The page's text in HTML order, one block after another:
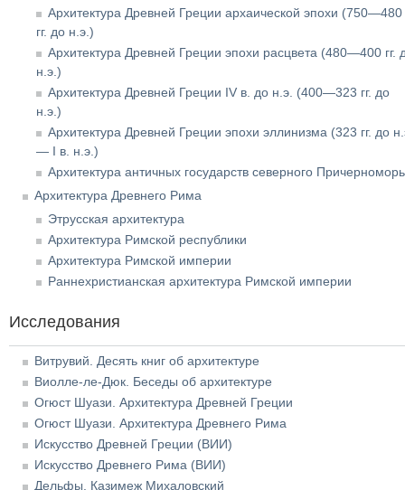
Архитектура Древней Греции архаической эпохи (750—480
гг. до н.э.)
Архитектура Древней Греции эпохи расцвета (480—400 гг.
н.э.)
Архитектура Древней Греции IV в. до н.э. (400—323 гг. до
н.э.)
Архитектура Древней Греции эпохи эллинизма (323 гг. до
— I в. н.э.)
Архитектура античных государств северного
Архитектура Древнего Рима
Этрусская архитектура
Архитектура Римской республики
Архитектура Римской империи
Раннехристианская архитектура Римской империи
Исследования
Витрувий. Десять книг об архитектуре
Виолле-ле-Дюк. Беседы об архитектуре
Огюст Шуази. Архитектура Древней Греции
Огюст Шуази. Архитектура Древнего Рима
Искусство Древней Греции (ВИИ)
Искусство Древнего Рима (ВИИ)
Дельфы. Казимеж Михаловский